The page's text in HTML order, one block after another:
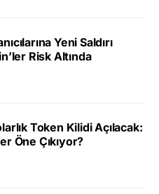
Yeni Saldırı
Risk Altında
Token Kilidi Açılacak:
Öne Çıkıyor?